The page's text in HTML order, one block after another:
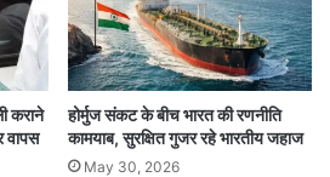
किया है. केरल में इसके किसी
तौर पर कोई भूकंपीय
केरल राज्य आपदा प्रबंधन
के एक अधिकारी ने बताया कि
कराने
वापस
होर्मुज संकट के बीच भारत की रणनीति
कामयाब, सुरक्षित गुजर रहे भारतीय जहाज
May 30, 2026